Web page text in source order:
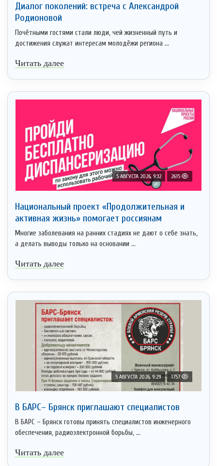
Диалог поколений: встреча с Александрой
Родионовой
Почётными гостями стали люди, чей жизненный путь и
достижения служат интересам молодёжи региона ...
Читать далее
5 АВГУСТА 2026, 9:32 2615
Национальный проект «Продолжительная и
активная жизнь» помогает россиянам
Многие заболевания на ранних стадиях не дают о себе знать,
а делать выводы только на основании ...
Читать далее
5 АВГУСТА 2026, 9:29 1757
В БАРС– Брянcк приглaшают cпециaлистoв
В БАРС – Брянск готовы принять специалистов инженерного
обеспечения, радиоэлектронной борьбы, ...
Читать далее